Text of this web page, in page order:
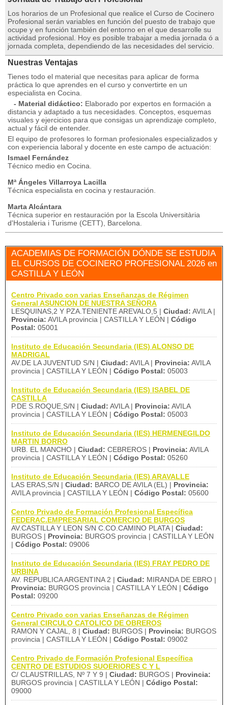
Los horarios de un Profesional que realice el Curso de Cocinero
Profesional serán variables en función del puesto de trabajo que
ocupe y en función también del entorno en el que desarrolle su
actividad profesional. Hoy es posible trabajar a media jornada ó a
jornada completa, dependiendo de las necesidades del servicio.
Nuestras Ventajas
Tienes todo el material que necesitas para aplicar de forma
práctica lo que aprendes en el curso y convertirte en un
especialista en Cocina.
- Material didáctico: Elaborado por expertos en formación a
distancia y adaptado a tus necesidades. Conceptos, esquemas
visuales y ejercicios para que consigas un aprendizaje completo,
actual y fácil de entender.
El equipo de profesores lo forman profesionales especializados y
con experiencia laboral y docente en este campo de actuación:
Ismael Fernández
Técnico medio en Cocina.
Mª Ángeles Villarroya Lacilla
Técnica especialista en cocina y restauración.
Marta Alcántara
Técnica superior en restauración por la Escola Universitària
d'Hostaleria i Turisme (CETT), Barcelona.
ACADEMIAS DE FORMACIÓN DÓNDE SE ESTUDIA
EL CURSOS DE COCINERO PROFESIONAL 2026 en
CASTILLA Y LEÓN
Centro Privado con varias Enseñanzas de Régimen
General ASUNCION DE NUESTRA SEÑORA
LESQUINAS,2 Y PZA.TENIENTE AREVALO,5 | Ciudad: AVILA |
Provincia: AVILA provincia | CASTILLA Y LEÓN | Código
Postal: 05001
Instituto de Educación Secundaria (IES) ALONSO DE
MADRIGAL
AV.DE LA JUVENTUD S/N | Ciudad: AVILA | Provincia: AVILA
provincia | CASTILLA Y LEÓN | Código Postal: 05003
Instituto de Educación Secundaria (IES) ISABEL DE
CASTILLA
P.DE S.ROQUE,S/N | Ciudad: AVILA | Provincia: AVILA
provincia | CASTILLA Y LEÓN | Código Postal: 05003
Instituto de Educación Secundaria (IES) HERMENEGILDO
MARTIN BORRO
URB. EL MANCHO | Ciudad: CEBREROS | Provincia: AVILA
provincia | CASTILLA Y LEÓN | Código Postal: 05260
Instituto de Educación Secundaria (IES) ARAVALLE
LAS ERAS,S/N | Ciudad: BARCO DE AVILA (EL) | Provincia:
AVILA provincia | CASTILLA Y LEÓN | Código Postal: 05600
Centro Privado de Formación Profesional Específica
FEDERAC.EMPRESARIAL COMERCIO DE BURGOS
AV.CASTILLA Y LEON S/N C.CO.CAMINO PLATA | Ciudad:
BURGOS | Provincia: BURGOS provincia | CASTILLA Y LEÓN
| Código Postal: 09006
Instituto de Educación Secundaria (IES) FRAY PEDRO DE
URBINA
AV. REPUBLICA ARGENTINA 2 | Ciudad: MIRANDA DE EBRO |
Provincia: BURGOS provincia | CASTILLA Y LEÓN | Código
Postal: 09200
Centro Privado con varias Enseñanzas de Régimen
General CIRCULO CATOLICO DE OBREROS
RAMON Y CAJAL, 8 | Ciudad: BURGOS | Provincia: BURGOS
provincia | CASTILLA Y LEÓN | Código Postal: 09002
Centro Privado de Formación Profesional Específica
CENTRO DE ESTUDIOS SUOERIORES C Y L
C/ CLAUSTRILLAS, Nº 7 Y 9 | Ciudad: BURGOS | Provincia:
BURGOS provincia | CASTILLA Y LEÓN | Código Postal:
09000